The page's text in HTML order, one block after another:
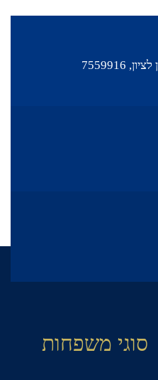
סוגי משפחות